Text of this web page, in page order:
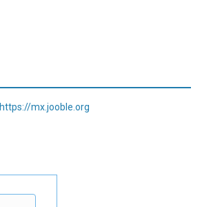
https://mx.jooble.org